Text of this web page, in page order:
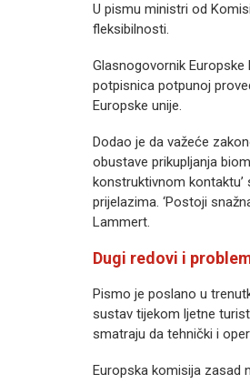
U pismu ministri od
fleksibilnosti.
Glasnogovornik
potpisnica potpunoj
Europske unije.
Dodao je da važeće
obustave prikupljanja
konstruktivnom kontaktu’
prijelazima. ‘Postoji
Lammert.
Dugi redovi i
Pismo je poslano u
sustav tijekom ljetne
smatraju da tehnički i
Europska komisija zasad